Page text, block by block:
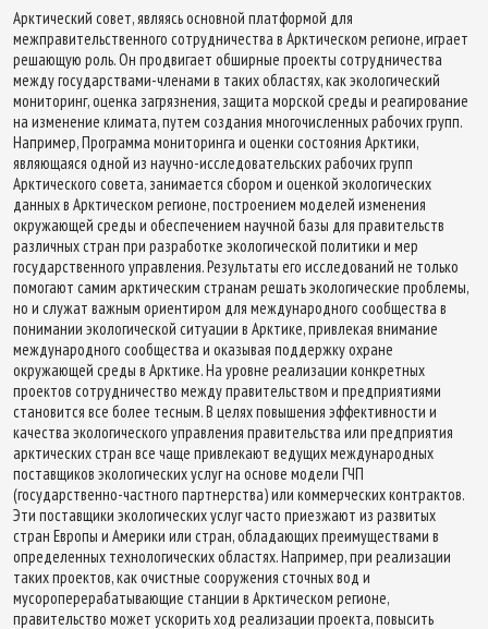
Арктический совет, являясь основной платформой для
межправительственного сотрудничества в Арктическом регионе, играет
решающую роль. Он продвигает обширные проекты сотрудничества
между государствами-членами в таких областях, как экологический
мониторинг, оценка загрязнения, защита морской среды и реагирование
на изменение климата, путем создания многочисленных рабочих групп.
Например, Программа мониторинга и оценки состояния Арктики,
являющаяся одной из научно-исследовательских рабочих групп
Арктического совета, занимается сбором и оценкой экологических
данных в Арктическом регионе, построением моделей изменения
окружающей среды и обеспечением научной базы для правительств
различных стран при разработке экологической политики и мер
государственного управления. Результаты его исследований не только
помогают самим арктическим странам решать экологические проблемы,
но и служат важным ориентиром для международного сообщества в
понимании экологической ситуации в Арктике, привлекая внимание
международного сообщества и оказывая поддержку охране
окружающей среды в Арктике. На уровне реализации конкретных
проектов сотрудничество между правительством и предприятиями
становится все более тесным. В целях повышения эффективности и
качества экологического управления правительства или предприятия
арктических стран все чаще привлекают ведущих международных
поставщиков экологических услуг на основе модели ГЧП
(государственно-частного партнерства) или коммерческих контрактов.
Эти поставщики экологических услуг часто приезжают из развитых
стран Европы и Америки или стран, обладающих преимуществами в
определенных технологических областях. Например, при реализации
таких проектов, как очистные сооружения сточных вод и
мусороперерабатывающие станции в Арктическом регионе,
правительство может ускорить ход реализации проекта, повысить